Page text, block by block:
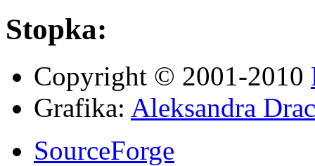
Stopka:
Copyright © 2001-2010
Grafika: Aleksandra
SourceForge